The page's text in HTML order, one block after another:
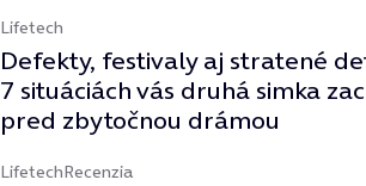
Lifetech
Defekty, festivaly aj stratené
7 situáciách vás druhá simka
pred zbytočnou drámou
LifetechRecenzia